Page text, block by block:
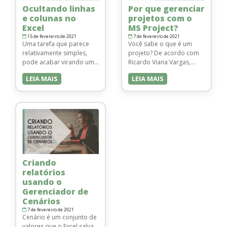
Inserir …
apresenta …
Ocultando linhas
e colunas no
Excel
15 de fevereiro de 2021
Uma tarefa que parece
relativamente simples,
pode acabar virando uma
dificuldade para muitos
usuários, a maioria ainda
não sabe como realizar
ocultar linhas e/ou
colunas no Excel,
pensando nisso vamos
mostrar como fazer.
Ocultando Colunas Para
ocultarmos uma coluna,
basta clicarmos na letra a
qual ela se refere com o
botão …
LEIA MAIS
Por que gerenciar
projetos com o
MS Project?
7 de fevereiro de 2021
Você sabe o que é um
projeto? De acordo com
Ricardo Viana Vargas,
especialista em
gerenciamento de
projetos, um projeto é
LEIA MAIS
Criando
relatórios
usando o
Gerenciador de
Cenários
7 de fevereiro de 2021
Cenário é um conjunto de